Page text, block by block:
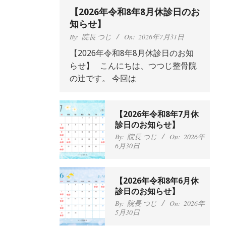
【2026年令和8年8月休診日のお
知らせ】
By: 院長 つじ On: 2026年7月31日
【2026年令和8年8月休診日のお知
らせ】 こんにちは、つつじ整骨院
の辻です。 今回は
【2026年令和8年7月休
診日のお知らせ】
By: 院長 つじ On: 2026年
6月30日
【2026年令和8年6月休
診日のお知らせ】
By: 院長 つじ On: 2026年
5月30日
抱っこひもで肩と背中が
ガチガチなんです、 と訴
えていた30代女性の患者
さんから感想をいただき
年9月25日
をおくれるようになりた
い、 と訴えていた40代男
性の患者さんから感想を
いただきました。